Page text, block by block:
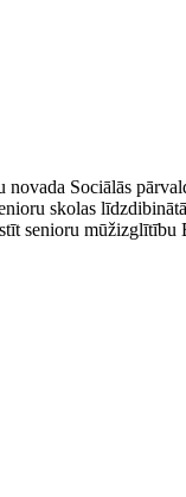
Sociālās
skolas
senioru